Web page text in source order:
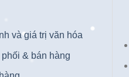
và giá trị văn hóa
& bán hàng